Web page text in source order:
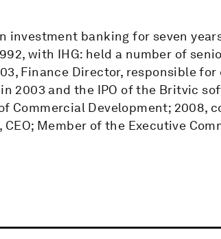
investment banking for seven
with IHG: held a number of
Finance Director, responsible for
2003 and the IPO of the Britvic
Commercial Development; 2008,
Member of the Executive